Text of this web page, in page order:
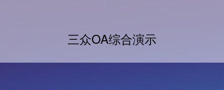
三众OA综合演示